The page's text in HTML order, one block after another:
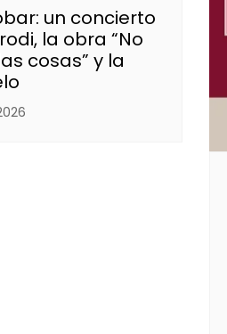
un concierto
la obra “No
cosas” y la